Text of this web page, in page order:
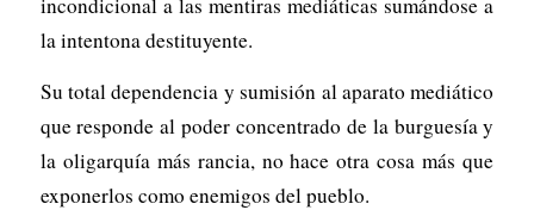
la intentona destituyente.
Su total dependencia y sumisión al aparato mediático
que responde al poder concentrado de la burguesía y
la oligarquía más rancia, no hace otra cosa más que
exponerlos como enemigos del pueblo.